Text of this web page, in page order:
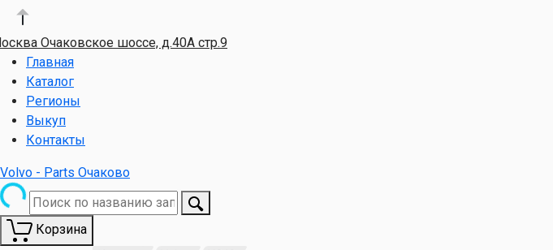
Очаковское шоссе, д.40А стр.9
Главная
Каталог
Регионы
Выкуп
Контакты
Volvo - Parts Очаково
Корзина